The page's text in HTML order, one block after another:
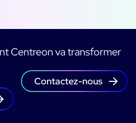
Centreon va transformer
Contactez-nous